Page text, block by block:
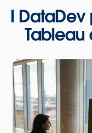
I
Tableau